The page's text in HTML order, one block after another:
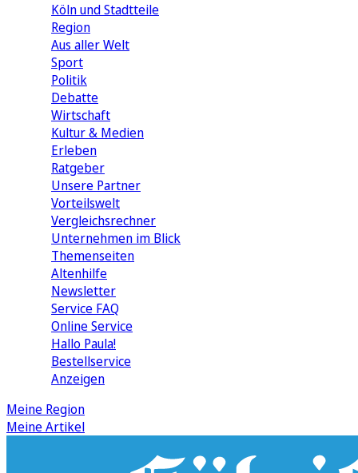
Köln und Stadtteile
Region
Aus aller Welt
Sport
Politik
Debatte
Wirtschaft
Kultur & Medien
Erleben
Ratgeber
Unsere Partner
Vorteilswelt
Vergleichsrechner
Unternehmen im Blick
Themenseiten
Altenhilfe
Newsletter
Service FAQ
Online Service
Hallo Paula!
Bestellservice
Anzeigen
Meine Region
Meine Artikel